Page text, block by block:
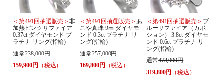
＜第491回抽選販売＞非
加熱ピンクサファイア
0.37ct ダイヤモンド プ
ラチナ リング(指輪)
通常238,000円
159,900円 （税込）
＜第491回抽選販売＞ あ
こや真珠 9㎜ ダイヤモ
ンド 0.3ct プラチナ リ
ング(指輪)
通常257,000円
169,800円 （税込）
＜第491回抽選販売＞ ブ
ルーサファイア（カボ
ション） 3.8ct ダイヤモ
ンド 0.6ct プラチナ リ
ング(指輪)
通常478,000円
319,800円 （税込）